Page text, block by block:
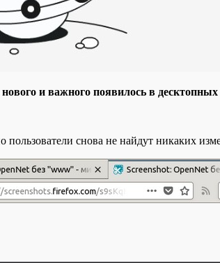
и важного появилось в
снова не найдут никаких